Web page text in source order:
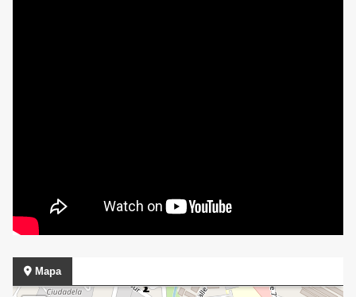
Mapa